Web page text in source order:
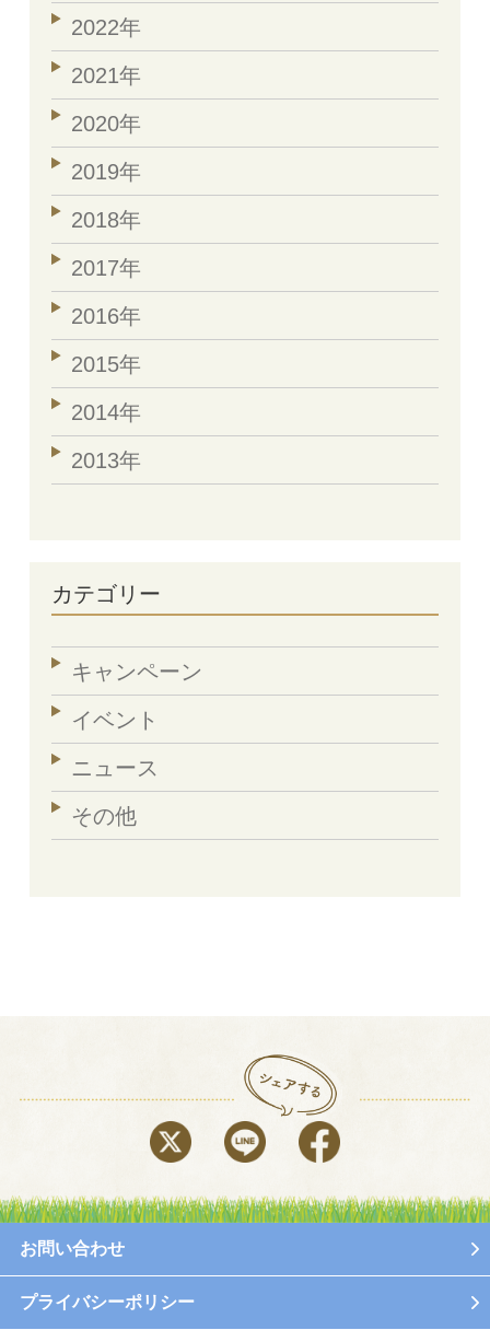
2022年
2021年
2020年
2019年
2018年
2017年
2016年
2015年
2014年
2013年
カテゴリー
キャンペーン
イベント
ニュース
その他
お問い合わせ
プライバシーポリシー